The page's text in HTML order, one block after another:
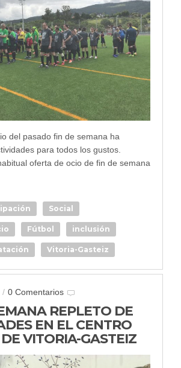
del pasado fin de semana ha
para todos los gustos.
oferta de ocio de fin de semana
Social
Fútbol inclusión
Vitoria-Gasteiz
/ 0 Comentarios
REPLETO DE
EN EL CENTRO
VITORIA-GASTEIZ